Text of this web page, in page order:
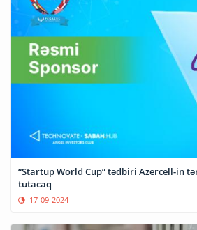
“Startup World Cup” tədbiri Azercell-in
tutacaq
17-09-2024